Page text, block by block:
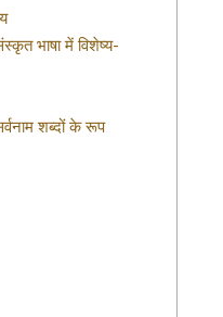
भाषा में विशेष्य-
शब्दों के रूप